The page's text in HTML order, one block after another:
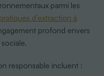
parmi les
d’extraction à
profond envers
responsable incluent :